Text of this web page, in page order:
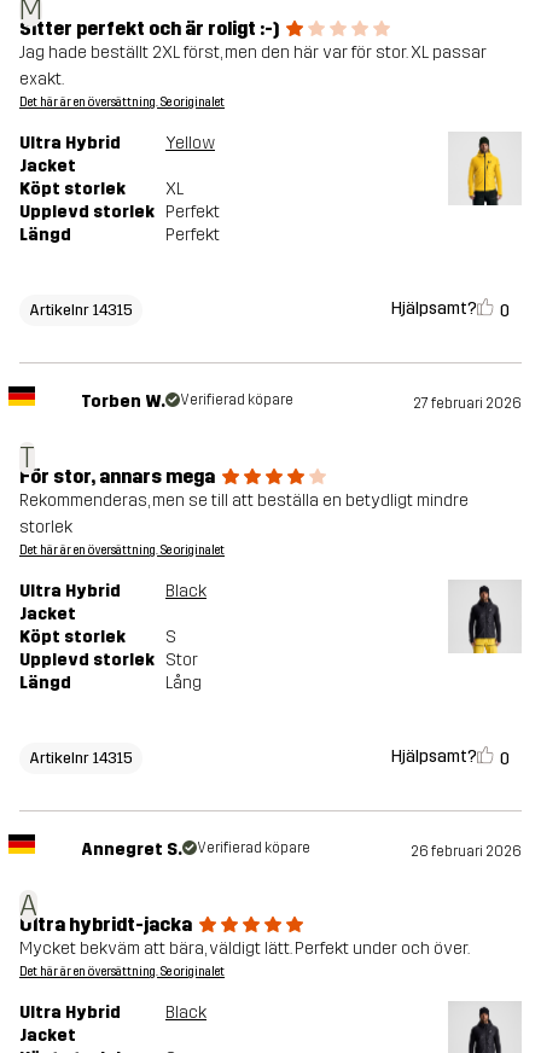
M
Sitter perfekt och är roligt :-)
Jag hade beställt 2XL först, men den här var för stor. XL passar
exakt.
Det här är en översättning. Se originalet
Ultra Hybrid
Jacket
Yellow
Köpt storlek
XL
Upplevd storlek Perfekt
Längd
Perfekt
Artikelnr 14315 Hjälpsamt? 0
T
Torben W. Verifierad köpare 27 februari 2026
För stor, annars mega
Rekommenderas, men se till att beställa en betydligt mindre
storlek
Det här är en översättning. Se originalet
Ultra Hybrid
Jacket
Black
Köpt storlek
S
Upplevd storlek Stor
Längd
Lång
Artikelnr 14315 Hjälpsamt? 0
A
Annegret S. Verifierad köpare 26 februari 2026
Ultra hybridt-jacka
Mycket bekväm att bära, väldigt lätt. Perfekt under och över.
Det här är en översättning. Se originalet
Ultra Hybrid
Jacket
Black